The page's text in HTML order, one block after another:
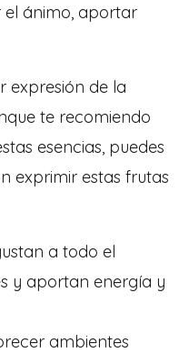
el ánimo, aportar
expresión de la
te recomiendo
esencias, puedes
exprimir estas frutas
a todo el
y aportan energía y
ambientes